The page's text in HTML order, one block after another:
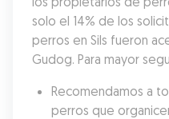
solo el 14% de los
perros en Sils fueron
Gudog. Para mayor
Recomendamos a
perros que